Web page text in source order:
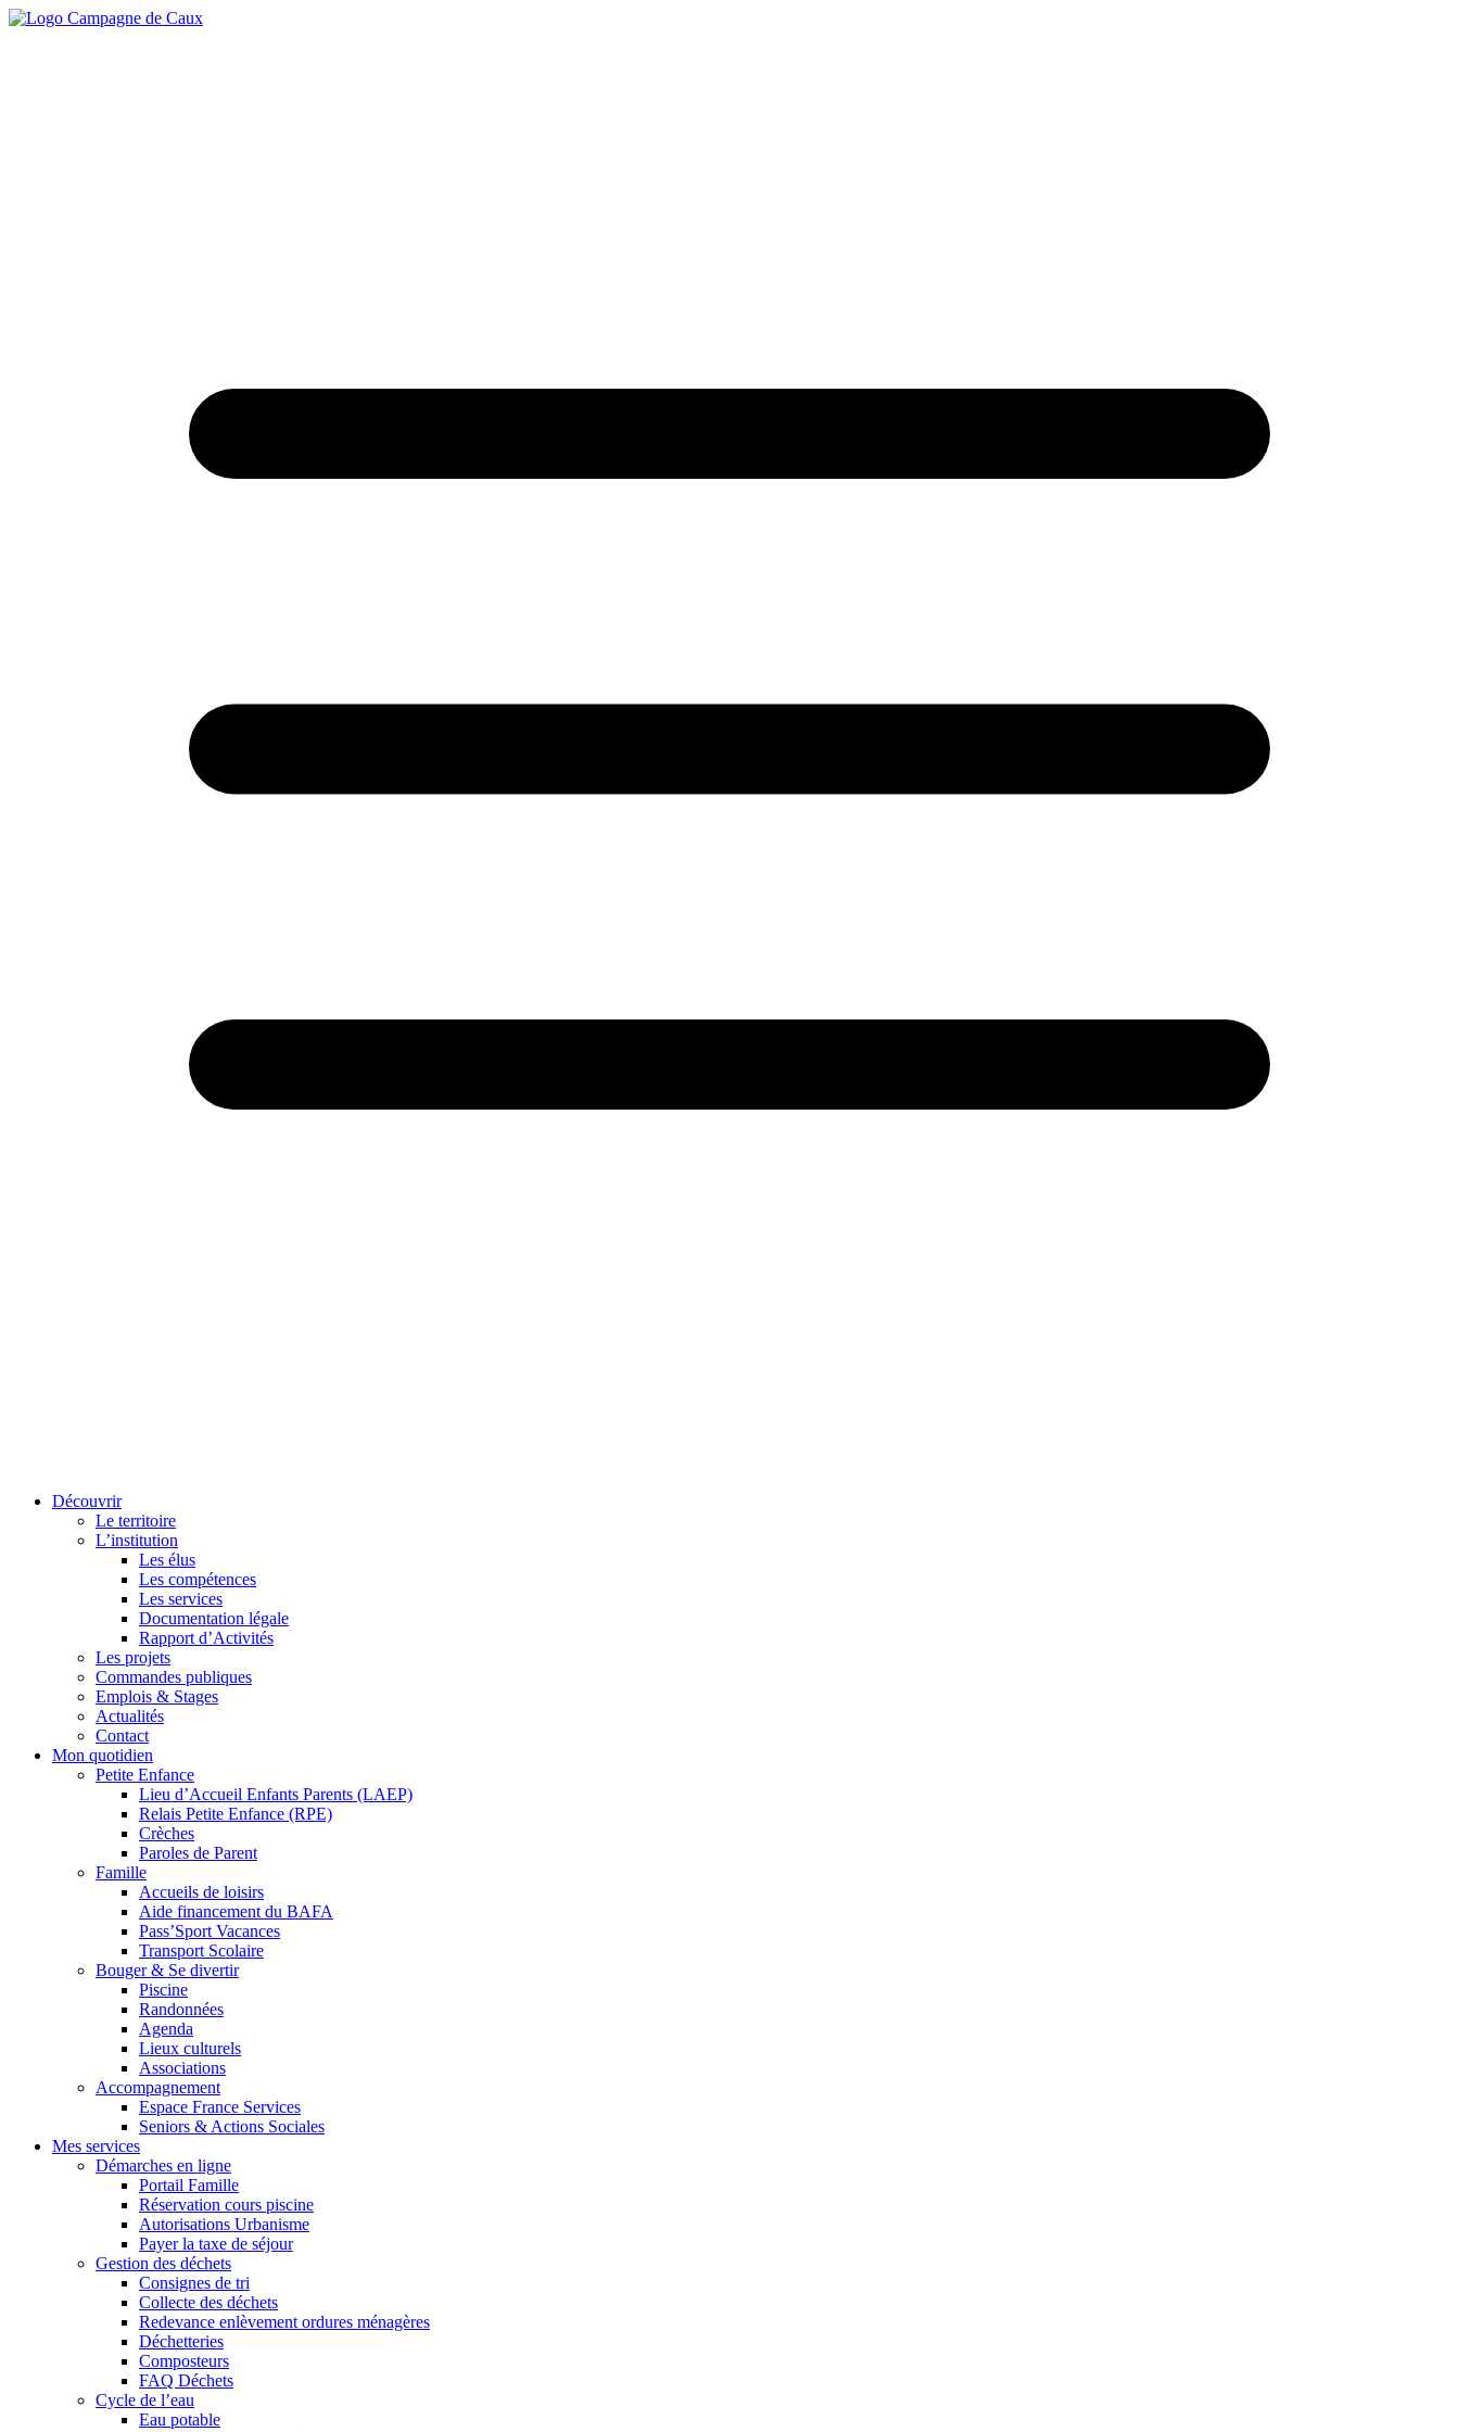
Découvrir
Le territoire
L’institution
Les élus
Les compétences
Les services
Documentation légale
Rapport d’Activités
Les projets
Commandes publiques
Emplois & Stages
Actualités
Contact
Mon quotidien
Petite Enfance
Lieu d’Accueil Enfants Parents (LAEP)
Relais Petite Enfance (RPE)
Crèches
Paroles de Parent
Famille
Accueils de loisirs
Aide financement du BAFA
Pass’Sport Vacances
Transport Scolaire
Bouger & Se divertir
Piscine
Randonnées
Agenda
Lieux culturels
Associations
Accompagnement
Espace France Services
Seniors & Actions Sociales
Mes services
Démarches en ligne
Portail Famille
Réservation cours piscine
Autorisations Urbanisme
Payer la taxe de séjour
Gestion des déchets
Consignes de tri
Collecte des déchets
Redevance enlèvement ordures ménagères
Déchetteries
Composteurs
FAQ Déchets
Cycle de l’eau
Eau potable